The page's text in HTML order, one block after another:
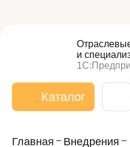
и
Каталог
Главная
Внедрения